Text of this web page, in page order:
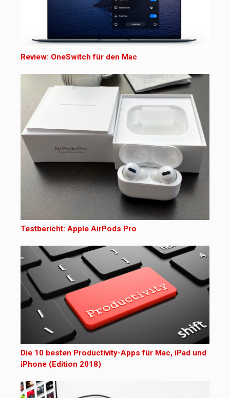
Review: OneSwitch für den Mac
Testbericht: Apple AirPods Pro
Die 10 besten Productivity-Apps für Mac, iPad und
iPhone (Edition 2018)